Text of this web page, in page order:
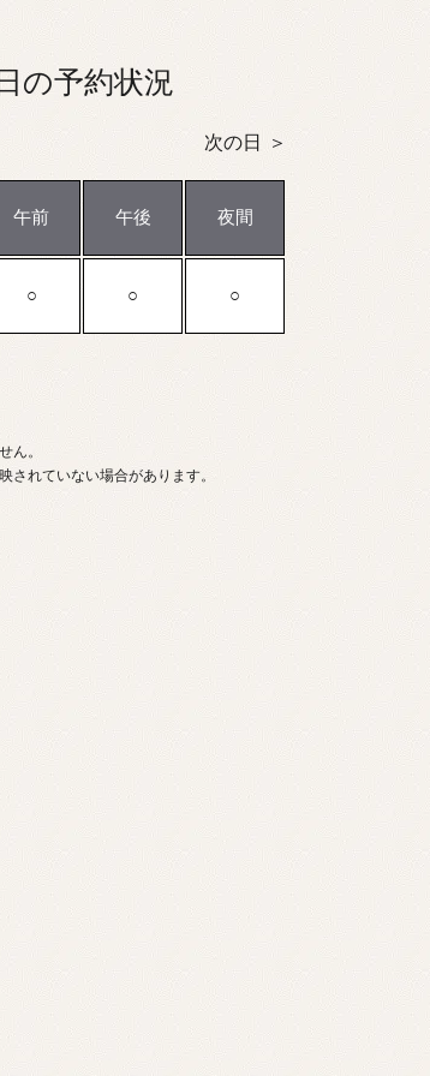
の予約状況
次の日
午前 午後 夜間
ん。
されていない場合があります。